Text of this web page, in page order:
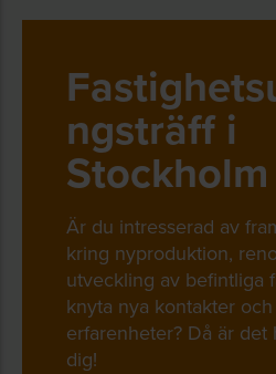
ngsträff i
Stockholm
Är du intresserad av
kring nyproduktion,
utveckling av befintliga
knyta nya kontakter
erfarenheter? Då är det
dig!